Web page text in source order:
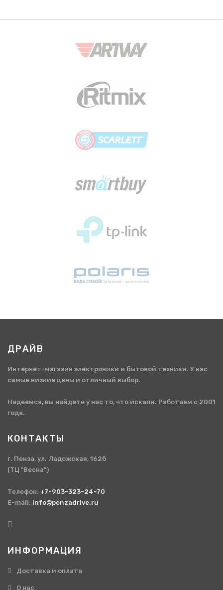
ДРАЙВ
Интернет-магазин электроники и бытовой техники. У нас
самые низкие цены и отличный выбор.
Надеемся, вы найдете у нас то, что искали. Работаем с 2001
года.
КОНТАКТЫ
г. Пенза, ул. Ладожская, 162б
(ТЦ "Весна")
Телефон: +7-903-323-24-70
E-mail: info@penzadrive.ru
ИНФОРМАЦИЯ
Доставка и оплата
О нас